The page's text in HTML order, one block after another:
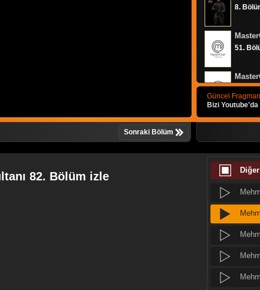
8.
51.
50.
314.
49.
9. Bölüm
Güncel
Bizi
Sonraki Bölüm
82. Bölüm izle